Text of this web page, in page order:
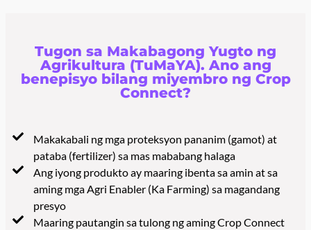
Tugon sa Makabagong Yugto ng
Agrikultura (TuMaYA). Ano ang
benepisyo bilang miyembro ng Crop
Connect?
Makakabali ng mga proteksyon pananim (gamot) at
pataba (fertilizer) sa mas mababang halaga
Ang iyong produkto ay maaring ibenta sa amin at sa
aming mga Agri Enabler (Ka Farming) sa magandang
presyo
Maaring pautangin sa tulong ng aming Crop Connect